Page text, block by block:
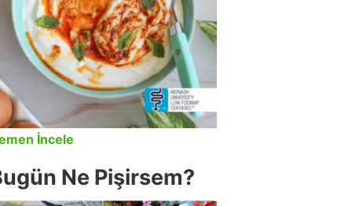
İncele
Ne Pişirsem?